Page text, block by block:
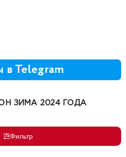
Telegram
ЗИМА 2024 ГОДА
Фильтр